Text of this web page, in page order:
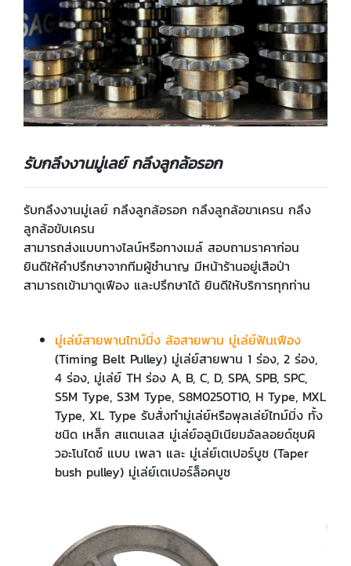
รับกลึงงานมู่เลย์ กลึงลูกล้อรอก
รับกลึงงานมู่เลย์ กลึงลูกล้อรอก กลึงลูกล้อขาเครน กลึง
ลูกล้อขับเครน
สามารถส่งแบบทางไลน์หรือทางเมล์ สอบถามราคาก่อน
ยินดีให้คำปรึกษาจากทีมผู้ชำนาญ มีหน้าร้านอยู่เสือป่า
สามารถเข้ามาดูเฟือง และปรึกษาได้ ยินดีให้บริการทุกท่าน
มู่เล่ย์สายพานไทม์มิ่ง ล้อสายพาน มู่เล่ย์ฟันเฟือง
(Timing Belt Pulley) มู่เล่ย์สายพาน 1 ร่อง, 2 ร่อง,
4 ร่อง, มู่เล่ย์ TH ร่อง A, B, C, D, SPA, SPB, SPC,
S5M Type, S3M Type, S8M0250T10, H Type, MXL
Type, XL Type รับสั่งทำมู่เล่ย์หรือพุลเล่ย์ไทม์มิ่ง ทั้ง
ชนิด เหล็ก สแตนเลส มู่เล่ย์อลูมิเนียมอัลลอยด์ชุบผิ
วอะโนไดซ์ แบบ เพลา และ มู่เล่ย์เตเปอร์บูช (Taper
bush pulley) มู่เล่ย์เตเปอร์ล็อคบูช